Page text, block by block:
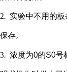
2. 实验中不用的板
保存。
3. 浓度为0的S0号